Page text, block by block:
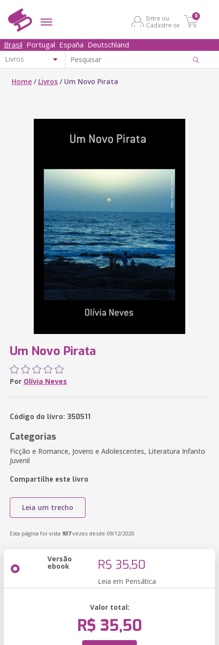
Entre ou
Cadastre-se
0
Brasil Portugal España Deutschland
Home / Livros / Um Novo Pirata
Um Novo Pirata
Por Olívia Neves
Código do livro: 350511
Categorias
Ficção e Romance, Jovens e Adolescentes, Literatura Infanto
Juvenil
Compartilhe este livro
Leia um trecho
Esta página foi vista 937vezes desde 09/12/2020
Versão
ebook R$ 35,50
Leia em Pensática
Valor total:
R$ 35,50